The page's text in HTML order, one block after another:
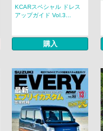
KCARスペシャル ドレス
アップガイド Vol.3...
購入